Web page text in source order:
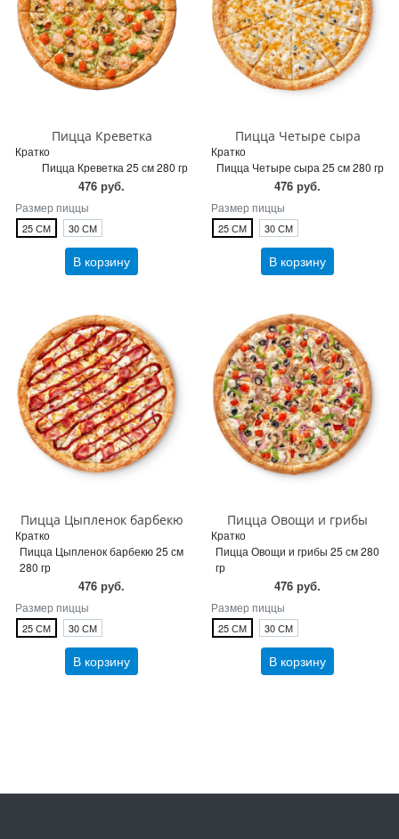
Пицца Креветка
Кратко
Пицца Креветка 25 см 280 гр
476 руб.
Размер пиццы
25 СМ 30 СМ
В корзину
Пицца Четыре сыра
Кратко
Пицца Четыре сыра 25 см 280 гр
476 руб.
Размер пиццы
25 СМ 30 СМ
В корзину
Пицца Цыпленок барбекю
Кратко
Пицца Цыпленок барбекю 25 см
280 гр
476 руб.
Размер пиццы
25 СМ 30 СМ
В корзину
Пицца Овощи и грибы
Кратко
Пицца Овощи и грибы 25 см 280
гр
476 руб.
Размер пиццы
25 СМ 30 СМ
В корзину